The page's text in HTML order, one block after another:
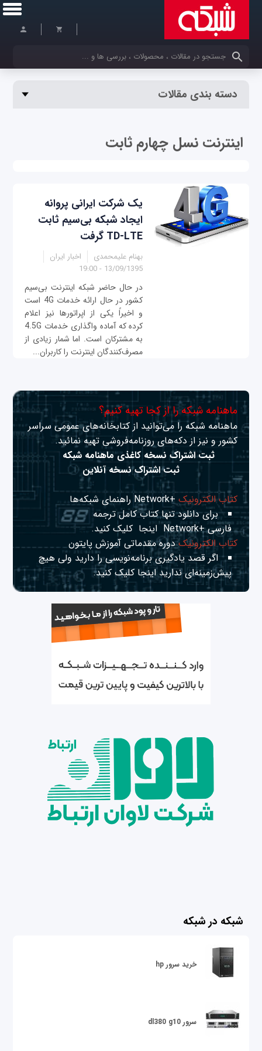
کلمات کلیدی خود را وارد کنید
دسته بندی مقالات
اینترنت نسل چهارم ثابت
یک شرکت ایرانی پروانه
ایجاد شبکه بی‌سیم ثابت
TD-LTE گرفت
بهنام علیمحمدی
اخبار ایران
13/09/1395 - 19:00
در حال حاضر شبکه اینترنت بی‌سیم
کشور در حال ارائه خدمات 4G است
و اخیراً یکی از اپراتورها نیز اعلام
کرده که آماده واگذاری خدمات 4.5G
به مشترکان است. اما شمار زیادی از
مصرف‌کنندگان اینترنت را کاربران...
ماهنامه شبکه را از کجا تهیه کنیم؟
ماهنامه شبکه را می‌توانید از کتابخانه‌های عمومی سراسر
کشور و نیز از دکه‌های روزنامه‌فروشی تهیه نمائید.
ثبت اشتراک نسخه کاغذی ماهنامه شبکه
ثبت اشتراک نسخه آنلاین
کتاب الکترونیک+Network راهنمای شبکه‌ها
برای دانلود تنها کتاب کامل ترجمه
فارسی +Network
اینجا کلیک کنید.
کتاب الکترونیکدوره مقدماتی آموزش پایتون
اگر قصد یادگیری برنامه‌نویسی را دارید ولی هیچ
پیش‌زمینه‌ای نداریداینجا کلیک کنید.
شبکه در شبکه
خرید سرور hp
سرور dl380 g10